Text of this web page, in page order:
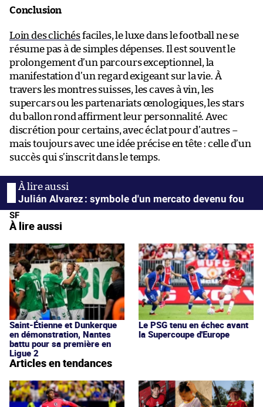
Conclusion
Loin des clichésfaciles, le luxe dans le football ne se
résume pas à de simples dépenses. Il est souvent le
prolongement d’un parcours exceptionnel, la
manifestation d’un regard exigeant sur la vie. À
travers les montres suisses, les caves à vin, les
supercars ou les partenariats œnologiques, les stars
du ballon rond affirment leur personnalité. Avec
discrétion pour certains, avec éclat pour d’autres –
mais toujours avec une idée précise en tête : celle d’un
succès qui s’inscrit dans le temps.
Julián Alvarez : symbole d'un mercato devenu fou
SF
À lire aussi
Saint-Étienne et Dunkerque
en démonstration, Nantes
battu pour sa première en
Ligue 2
Le PSG tenu en échec avant
la Supercoupe d'Europe
Articles en tendances